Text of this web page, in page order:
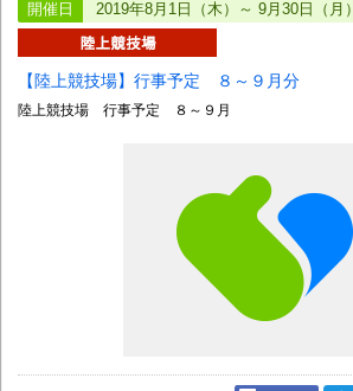
開催日 2019年8月1日（木）～ 9月30日（月）
【陸上競技場】行事予定 ８～９月分
陸上競技場 行事予定 ８～９月